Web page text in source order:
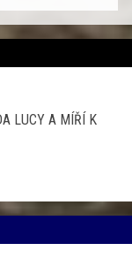
LUCY A MÍŘÍ K